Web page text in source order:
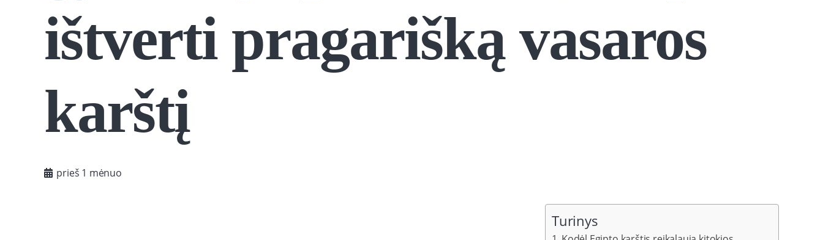
ištverti pragarišką vasaros
karštį
prieš 1 mėnuo
Turinys